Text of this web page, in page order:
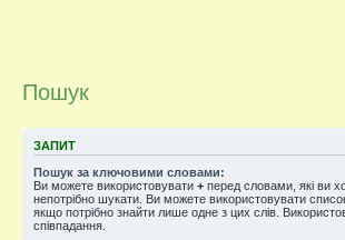
Пошук
ЗАПИТ
Пошук за ключовими словами:
Ви можете використовувати + перед словами, які ви
непотрібно шукати. Ви можете використовувати
якщо потрібно знайти лише одне з цих слів.
співпадання.